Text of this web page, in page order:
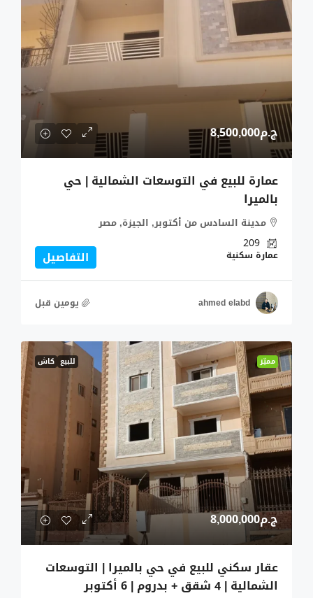
ج.م8,500,000
عمارة للبيع في التوسعات الشمالية | حي
بالميرا
مدينة السادس من أكتوبر, الجيزة, مصر
209
عمارة سكنية التفاصيل
ahmed elabd ‏يومين قبل
مميّز للبيع كاش
ج.م8,000,000
عقار سكني للبيع في حي بالميرا | التوسعات
الشمالية | 4 شقق + بدروم | 6 أكتوبر